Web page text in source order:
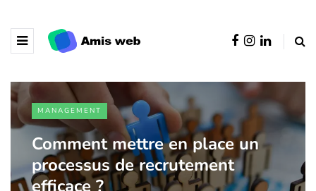
MANAGEMENT
Comment mettre en place un
processus de recrutement
efficace ?